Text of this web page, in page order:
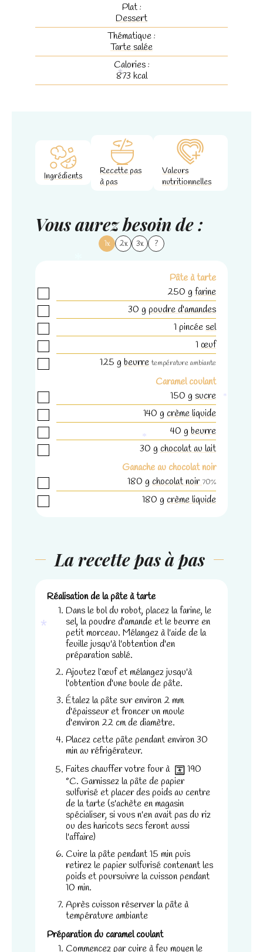
Plat :
Dessert
Thématique :
Tarte salée
Calories :
873 kcal
Ingrédients
Recette pas
à pas
Valeurs
nutritionnelles
Vous aurez besoin de :
1x 2x 3x ?
Pâte à tarte
250 g farine
30 g poudre d'amandes
1 pincéesel
1 œuf
125 g beurre température ambiante
Caramel coulant
150 g sucre
140 g crème liquide
40 g beurre
30 g chocolat au lait
Ganache au chocolat noir
180 g chocolat noir70%
180 g crème liquide
La recette pas à pas
Réalisation de la pâte à tarte
Dans le bol du robot, placez la farine, le
sel, la poudre d'amande et le beurre en
petit morceau. Mélangez à l'aide de la
feuille jusqu'à l'obtention d'en
préparation sablé.
Ajoutez l’œuf et mélangez jusqu'à
l'obtention d'une boule de pâte.
Étalez la pâte sur environ 2 mm
d'épaisseur et froncer un moule
d'environ 22 cm de diamètre.
Placez cette pâte pendant environ 30
min au réfrigérateur.
Faites chauffer votre four à
190
°C. Garnissez la pâte de papier
sulfurisé et placer des poids au centre
de la tarte (s'achète en magasin
spécialiser, si vous n'en avait pas du riz
ou des haricots secs feront aussi
l'affaire)
Cuire la pâte pendant 15 min puis
retirez le papier sulfurisé contenant les
poids et poursuivre la cuisson pendant
10 min.
Après cuisson réserver la pâte à
température ambiante
Préparation du caramel coulant
Commencez par cuire à feu moyen le
Nécessaire
Ces cookies ne
sont pas
facultatifs. Ils
sont
nécessaires au
du site Web.
Afin que nous
améliorer la
fonctionnalité
*
*
*